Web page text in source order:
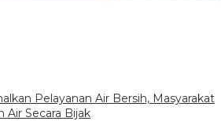
Pelayanan Air Bersih, Masyarakat
Air Secara Bijak